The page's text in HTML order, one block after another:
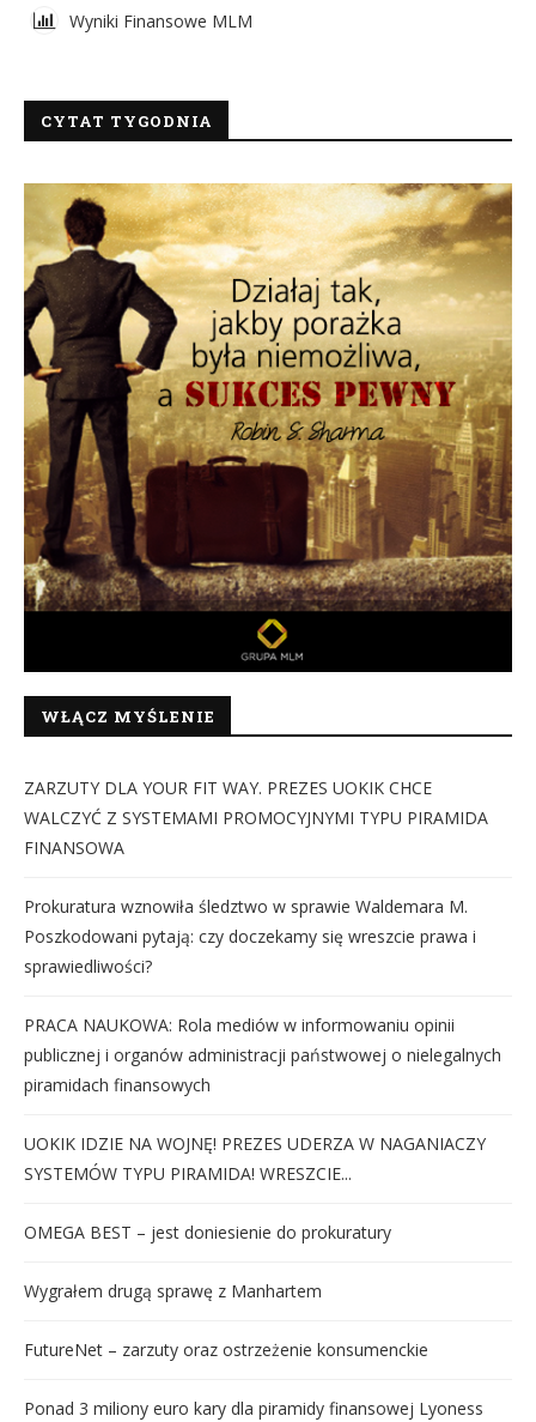
Wyniki Finansowe MLM
CYTAT TYGODNIA
WŁĄCZ MYŚLENIE
ZARZUTY DLA YOUR FIT WAY. PREZES UOKIK CHCE
WALCZYĆ Z SYSTEMAMI PROMOCYJNYMI TYPU PIRAMIDA
FINANSOWA
Prokuratura wznowiła śledztwo w sprawie Waldemara M.
Poszkodowani pytają: czy doczekamy się wreszcie prawa i
sprawiedliwości?
PRACA NAUKOWA: Rola mediów w informowaniu opinii
publicznej i organów administracji państwowej o nielegalnych
piramidach finansowych
UOKIK IDZIE NA WOJNĘ! PREZES UDERZA W NAGANIACZY
SYSTEMÓW TYPU PIRAMIDA! WRESZCIE...
OMEGA BEST – jest doniesienie do prokuratury
Wygrałem drugą sprawę z Manhartem
FutureNet – zarzuty oraz ostrzeżenie konsumenckie
Ponad 3 miliony euro kary dla piramidy finansowej Lyoness